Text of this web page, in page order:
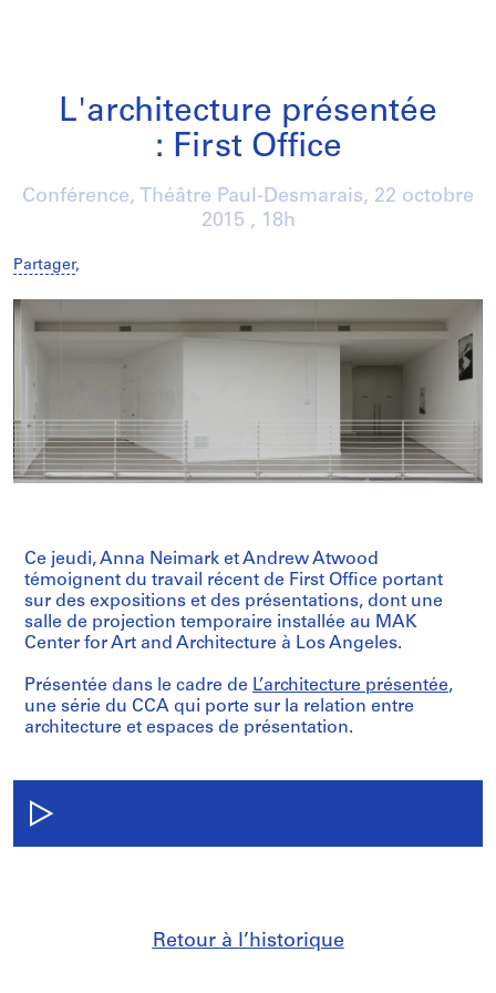
L'architecture présentée
: First Office
Conférence, Théâtre Paul-Desmarais, 22 octobre
2015 , 18h
Partager,
Ce jeudi, Anna Neimark et Andrew Atwood
témoignent du travail récent de First Office portant
sur des expositions et des présentations, dont une
salle de projection temporaire installée au MAK
Center for Art and Architecture à Los Angeles.
Présentée dans le cadre de L’architecture présentée,
une série du CCA qui porte sur la relation entre
architecture et espaces de présentation.
Retour à l’historique